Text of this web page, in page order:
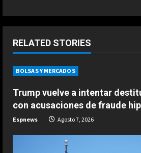
u
e
R
e
a
d
RELATED STORIES
BOLSAS Y MERCADOS
Trump vuelve a intentar
con acusaciones de fraude
Espnews Agosto 7, 2026